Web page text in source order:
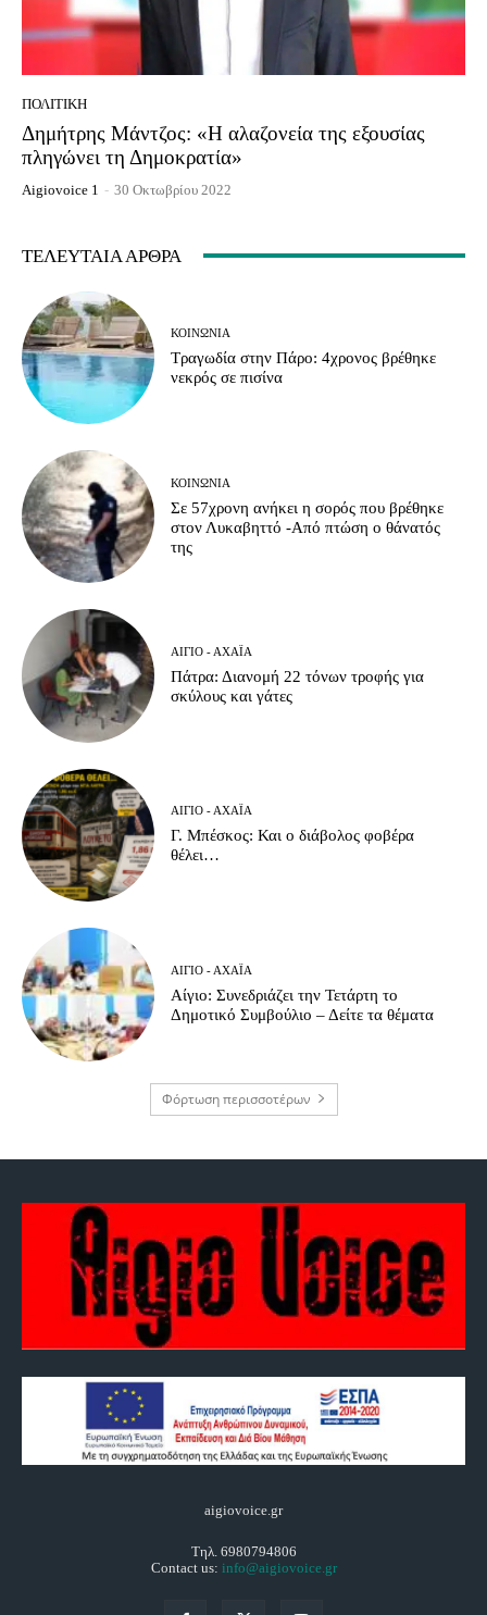
ΠΟΛΙΤΙΚΉ
Δημήτρης Μάντζος: «Η αλαζονεία της εξουσίας
πληγώνει τη Δημοκρατία»
Aigiovoice 1 - 30 Οκτωβρίου 2022
ΤΕΛΕΥΤΑΊΑ ΆΡΘΡΑ
ΚΟΙΝΩΝΊΑ
Τραγωδία στην Πάρο: 4χρονος βρέθηκε
νεκρός σε πισίνα
ΚΟΙΝΩΝΊΑ
Σε 57χρονη ανήκει η σορός που βρέθηκε
στον Λυκαβηττό -Από πτώση ο θάνατός
της
ΑΊΓΙΟ - ΑΧΑΪ́Α
Πάτρα: Διανομή 22 τόνων τροφής για
σκύλους και γάτες
ΑΊΓΙΟ - ΑΧΑΪ́Α
Γ. Μπέσκος: Και ο διάβολος φοβέρα
θέλει…
ΑΊΓΙΟ - ΑΧΑΪ́Α
Αίγιο: Συνεδριάζει την Τετάρτη το
Δημοτικό Συμβούλιο – Δείτε τα θέματα
Φόρτωση περισσοτέρων
aigiovoice.gr
Τηλ. 6980794806
Contact us: info@aigiovoice.gr